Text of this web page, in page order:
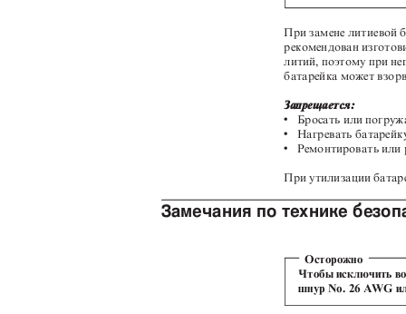
При замене литиевой
рекомендован
литий, поэтому при
батарейка может
Запрещается:
v Бросать или
v Нагревать
v
Ремонтировать или
При утилизации
Замечания по технике
Осторожно
Чтобы исключить
шнур No. 26AWG